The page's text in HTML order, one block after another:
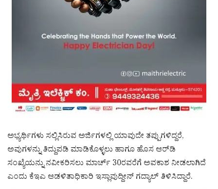
ಅಭ್ಯರ್ಥಿಗಳು ಸಲ್ಲಿಸಿರುವ ಅರ್ಜಿಗಳಲ್ಲಿ ಯಾವುದೇ ತಪ್ಪುಗಳಿದ್ದರೆ,
ಅವುಗಳನ್ನು ತಿದ್ದುಪಡಿ ಮಾಡಿಕೊಳ್ಳಲು ಹಾಗೂ ಹೊಸ ಆರ್‌ಡಿ
ಸಂಖ್ಯೆಯನ್ನು ನವೀಕರಿಸಲು ಮಾರ್ಚ್ 30ರವರೆಗೆ ಅವಕಾಶ ನೀಡಲಾಗಿದೆ
ಎಂದು ಕೆಇಎ ಆಡಳಿತಾಧಿಕಾರಿ ಇಸ್ಲಾವುದ್ದೀನ್ ಗದ್ಯಾಲ್ ತಿಳಿಸಿದ್ದಾರೆ.